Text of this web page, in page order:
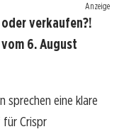
Anzeige
verkaufen?!
6. August
sprechen eine klare
Crispr